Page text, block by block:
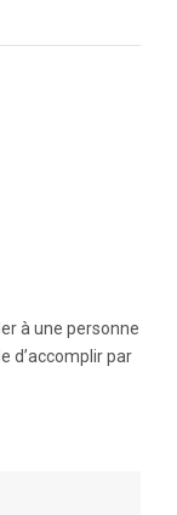
à une personne
d’accomplir par